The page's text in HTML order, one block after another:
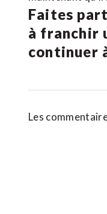
Faites
à franchir
continuer
Les